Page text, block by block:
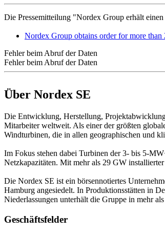
Die Pressemitteilung "Nordex Group erhält
Nordex Group obtains order for more
Fehler beim Abruf der Daten
Fehler beim Abruf der Daten
Über Nordex SE
Die Entwicklung, Herstellung,
Mitarbeiter weltweit. Als einer der größten
Windturbinen, die in allen geographischen und
Im Fokus stehen dabei Turbinen der 3- bis 5-
Netzkapazitäten. Mit mehr als 29 GW
Die Nordex SE ist ein börsennotiertes
Hamburg angesiedelt. In Produktionsstätten in
Niederlassungen unterhält die Gruppe in mehr
Geschäftsfelder